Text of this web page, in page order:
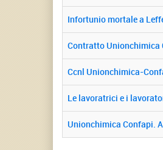
Infortunio mortale a
Contratto Unionchimica
Ccnl Unionchimica-
Le lavoratrici e i
Unionchimica Confapi.